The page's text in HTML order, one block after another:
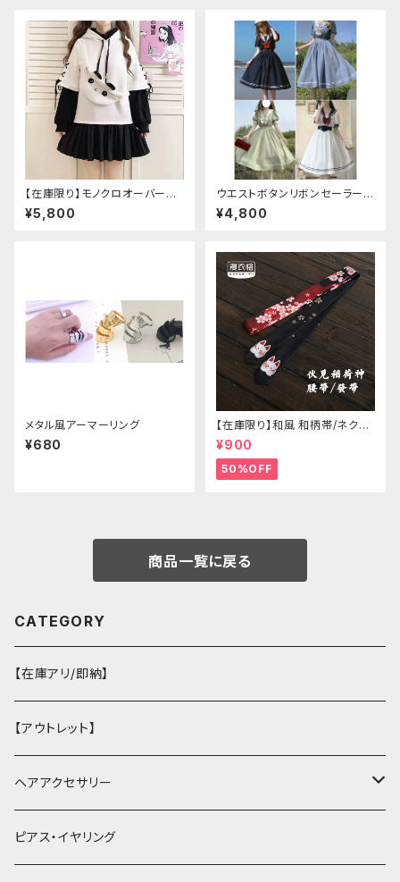
【在庫限り】モノクロオーバーサ
イズパンダパーカー
¥5,800
ウエストボタンリボンセーラーワ
ンピース
¥4,800
メタル風アーマーリング
¥680
【在庫限り】和風 和柄帯/ネクタ
イ/リボン（狐面/金魚
¥900
50%OFF
商品一覧に戻る
CATEGORY
【在庫アリ/即納】
【アウトレット】
ヘアアクセサリー
ヘアクリップ
ピアス・イヤリング